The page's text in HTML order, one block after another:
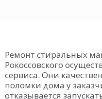
Ремонт стиральных
Рокоссовского
сервиса. Они
поломки дома у
отказывается